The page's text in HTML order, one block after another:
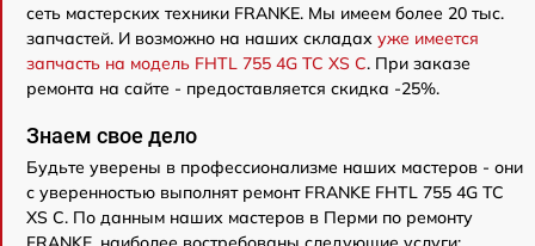
сеть мастерских техники FRANKE. Мы имеем более 20 тыс.
запчастей. И возможно на наших складах уже имеется
запчасть на модель FHTL 755 4G TC XS C. При заказе
ремонта на сайте - предоставляется скидка -25%.
Знаем свое дело
Будьте уверены в профессионализме наших мастеров - они
с уверенностью выполнят ремонт FRANKE FHTL 755 4G TC
XS C. По данным наших мастеров в Перми по ремонту